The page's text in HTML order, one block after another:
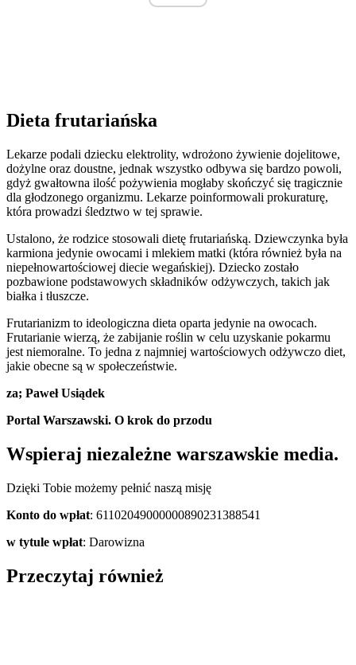
Dieta frutariańska
Lekarze podali dziecku elektrolity, wdrożono żywienie dojelitowe,
dożylne oraz doustne, jednak wszystko odbywa się bardzo powoli,
gdyż gwałtowna ilość pożywienia mogłaby skończyć się tragicznie
dla głodzonego organizmu. Lekarze poinformowali prokuraturę,
która prowadzi śledztwo w tej sprawie.
Ustalono, że rodzice stosowali dietę frutariańską. Dziewczynka była
karmiona jedynie owocami i mlekiem matki (która również była na
niepełnowartościowej diecie wegańskiej). Dziecko zostało
pozbawione podstawowych składników odżywczych, takich jak
białka i tłuszcze.
Frutarianizm to ideologiczna dieta oparta jedynie na owocach.
Frutarianie wierzą, że zabijanie roślin w celu uzyskanie pokarmu
jest niemoralne. To jedna z najmniej wartościowych odżywczo diet,
jakie obecne są w społeczeństwie.
za; Paweł Usiądek
Portal Warszawski. O krok do przodu
Wspieraj niezależne warszawskie media.
Dzięki Tobie możemy pełnić naszą misję
Konto do wpłat: 61102049000000890231388541
w tytule wpłat: Darowizna
Przeczytaj również